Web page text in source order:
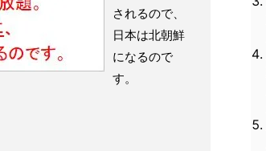
されるので、
日本は北朝鮮
になるので
す。